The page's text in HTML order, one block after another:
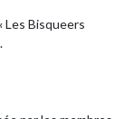
Les Bisqueers